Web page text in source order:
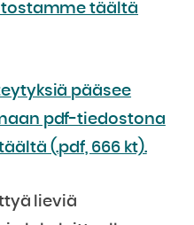
täältä
pääsee
pdf-tiedostona
(.pdf, 666 kt).
lieviä